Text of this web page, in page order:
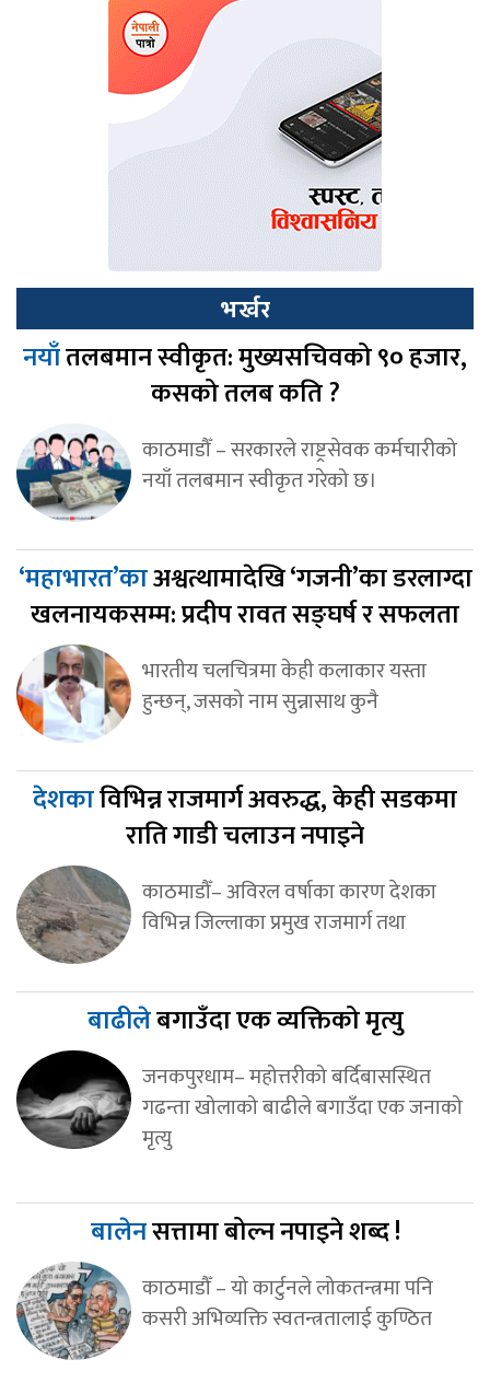
भर्खर
नयाँतलबमान स्वीकृत: मुख्यसचिवको ९० हजार,
कसको तलब कति ?
काठमाडौँ – सरकारले राष्ट्रसेवक कर्मचारीको
नयाँ तलबमान स्वीकृत गरेको छ।
‘महाभारत’काअश्वत्थामादेखि ‘गजनी’का डरलाग्दा
खलनायकसम्म: प्रदीप रावत सङ्घर्ष र सफलता
भारतीय चलचित्रमा केही कलाकार यस्ता
हुन्छन्, जसको नाम सुन्नासाथ कुनै
देशकाविभिन्न राजमार्ग अवरुद्ध, केही सडकमा
राति गाडी चलाउन नपाइने
काठमाडौँ– अविरल वर्षाका कारण देशका
विभिन्न जिल्लाका प्रमुख राजमार्ग तथा
बाढीलेबगाउँदा एक व्यक्तिको मृत्यु
जनकपुरधाम– महोत्तरीको बर्दिबासस्थित
गढन्ता खोलाको बाढीले बगाउँदा एक जनाको
मृत्यु
बालेनसत्तामा बोल्न नपाइने शब्द !
काठमाडौँ – यो कार्टुनले लोकतन्त्रमा पनि
कसरी अभिव्यक्ति स्वतन्त्रतालाई कुण्ठित